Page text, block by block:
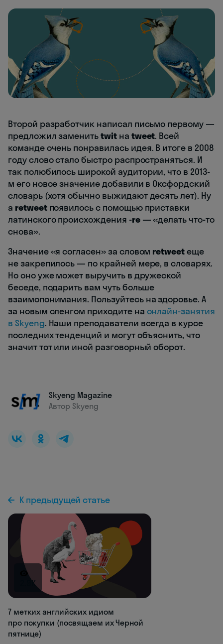
Второй разработчик написал письмо первому —
предложил заменитьtwitна tweet. Всей
команде очень понравилась идея. В итоге в 2008
году слово стало быстро распространяться. И
так полюбилось широкой аудитории, что в 2013-
м его новое значение добавили в Оксфордский
словарь (хотя обычно выжидают десять лет). Ну
а retweetпоявилось с помощью приставки
латинского происхождения -re— «делать что-то
снова».
Значение «я согласен» за словом retweetеще
не закрепилось — по крайней мере, в словарях.
Но оно уже может выручить в дружеской
беседе, подарить вам чуть больше
взаимопонимания. Пользуйтесь на здоровье. А
за новым сленгом приходите на онлайн-занятия
в Skyeng. Наши преподаватели всегда в курсе
последних тенденций и могут объяснить, что
значит тот или иной разговорный оборот.
Skyeng Magazine
Автор Skyeng
К предыдущей статье
2.9K
7 метких английских идиом
про покупки (посвящаем их Черной
пятнице)